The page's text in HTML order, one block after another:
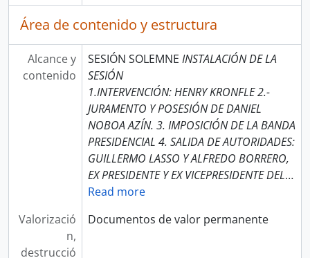
Área de contenido y estructura
Alcance y
contenido
SESIÓN SOLEMNE INSTALACIÓN DE LA
SESIÓN
1.INTERVENCIÓN: HENRY KRONFLE 2.-
JURAMENTO Y POSESIÓN DE DANIEL
NOBOA AZÍN. 3. IMPOSICIÓN DE LA BANDA
PRESIDENCIAL 4. SALIDA DE AUTORIDADES:
GUILLERMO LASSO Y ALFREDO BORRERO,
EX PRESIDENTE Y EX VICEPRESIDENTE DEL…
Read more
Valorizació
n,
destrucció
Documentos de valor permanente